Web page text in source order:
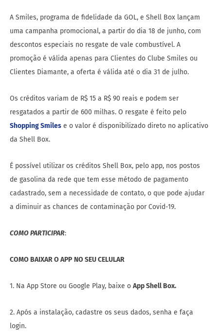
A Smiles, programa de fidelidade da GOL, e Shell Box lançam
uma campanha promocional, a partir do dia 18 de junho, com
descontos especiais no resgate de vale combustível. A
promoção é válida apenas para Clientes do Clube Smiles ou
Clientes Diamante, a oferta é válida até o dia 31 de julho.
Os créditos variam de R$ 15 a R$ 90 reais e podem ser
resgatados a partir de 600 milhas. O resgate é feito pelo
Shopping Smiles e o valor é disponibilizado direto no aplicativo
da Shell Box.
É possível utilizar os créditos Shell Box, pelo app, nos postos
de gasolina da rede que tem esse método de pagamento
cadastrado, sem a necessidade de contato, o que pode ajudar
a diminuir as chances de contaminação por Covid-19.
COMO PARTICIPAR:
COMO BAIXAR O APP NO SEU CELULAR
1. Na App Store ou Google Play, baixe o App Shell Box.
2. Após a instalação, cadastre os seus dados, senha e faça
login.